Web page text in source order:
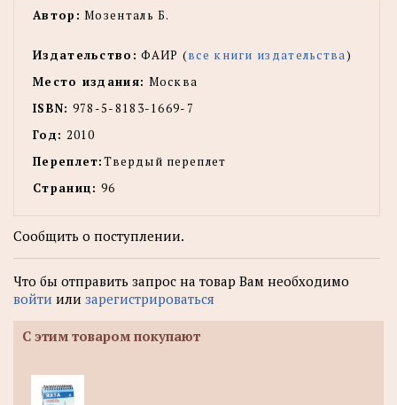
Автор: Мозенталь Б.
Издательство: ФАИР (все книги издательства)
Место издания: Москва
ISBN: 978-5-8183-1669-7
Год: 2010
Переплет:Твердый переплет
Страниц: 96
Сообщить о поступлении.
Что бы отправить запрос на товар Вам необходимо
войти или зарегистрироваться
С этим товаром покупают